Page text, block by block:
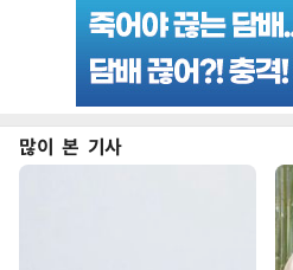
많이 본 기사